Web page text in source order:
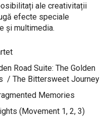
ale creativitații
efecte speciale
și multimedia.
Road Suite: The Golden
/ The Bittersweet Journey
Memories
(Movement 1, 2, 3)